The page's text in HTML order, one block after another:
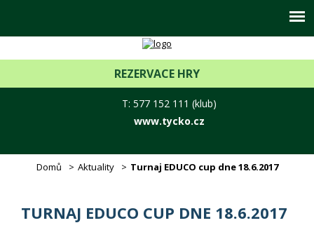
REZERVACE HRY
T: 577 152 111 (klub)
www.tycko.cz
Domů Aktuality Turnaj EDUCO cup dne 18.6.2017
TURNAJ EDUCO CUP DNE 18.6.2017